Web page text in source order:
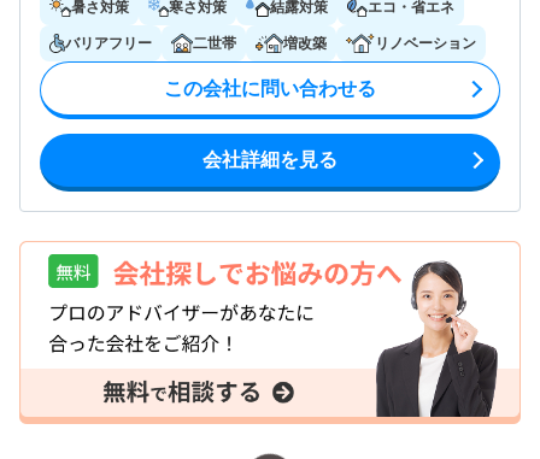
暑さ対策 寒さ対策 結露対策 エコ・省エネ
バリアフリー 二世帯 増改築 リノベーション
この会社に問い合わせる
会社詳細を見る